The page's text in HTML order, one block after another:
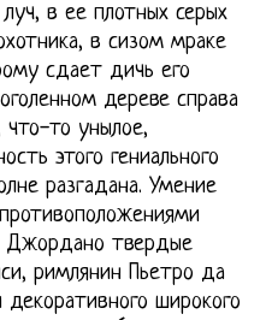
в ее плотных серых
в сизом мраке
сдает дичь его
дереве справа
что-то унылое,
этого гениального
разгадана. Умение
Джордано твердые
римлянин Пьетро да
широкого